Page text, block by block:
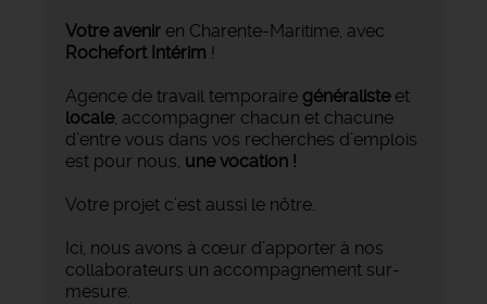
Votre avenir en Charente-Maritime, avec
Rochefort Intérim !
Agence de travail temporaire généralisteet
locale, accompagner chacun et chacune
d’entre vous dans vos recherches d’emplois
est pour nous, une vocation !
Votre projet c’est aussi le nôtre.
Ici, nous avons à cœur d’apporter à nos
collaborateurs un accompagnement sur-
mesure.